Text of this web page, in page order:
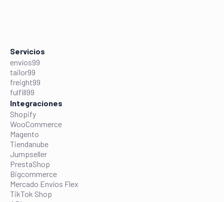
Servicios
envíos99
tailor99
freight99
fulfill99
Integraciones
Shopify
WooCommerce
Magento
Tiendanube
Jumpseller
PrestaShop
Bigcommerce
Mercado Envíos Flex
TikTok Shop